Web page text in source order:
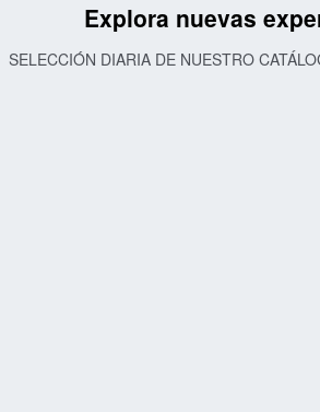
Explora nuevas
SELECCIÓN DIARIA DE NUESTRO